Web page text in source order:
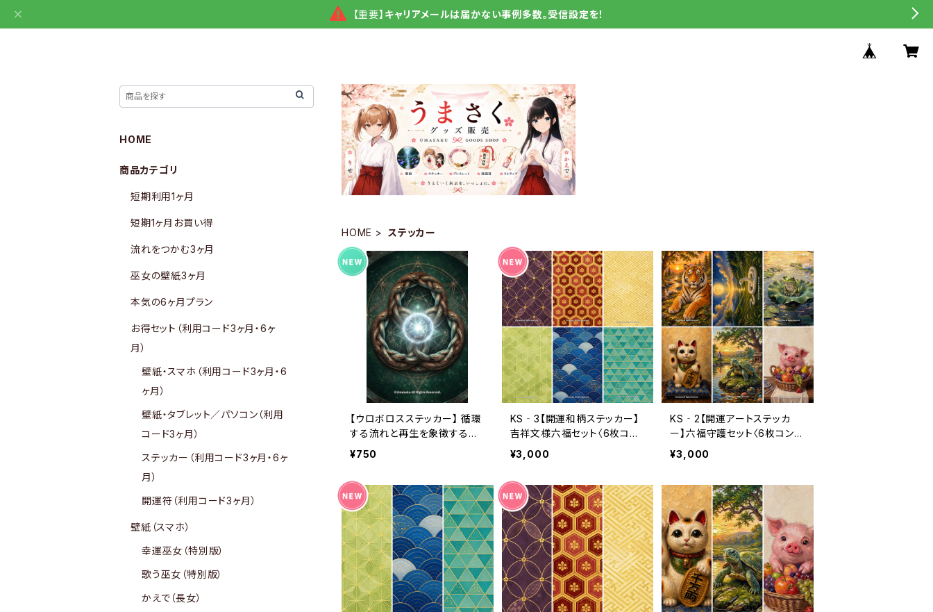
【重要】 キャリアメールは届かない事例多数。受信設定を！
HOME ステッカー
【ウロボロスステッカー】 循環
する流れと再生を象徴する一
枚 （利用コード1ヶ月付き）
¥750
KS‐3【開運和柄ステッカー】
吉祥文様六福セット〈6枚コン
プリート〉（利用コード6ヶ月分
付き）
¥3,000
KS‐2【開運アートステッカ
ー】六福守護セット〈6枚コンプ
リート〉（利用コード6ヶ月分付
き）
¥3,000
HOME
商品カテゴリ
短期利用1ヶ月
短期1ヶ月お買い得
流れをつかむ3ヶ月
巫女の壁紙3ヶ月
本気の6ヶ月プラン
お得セット（利用コード3ヶ月・6ヶ
月）
壁紙・スマホ（利用コード3ヶ月・6
ヶ月）
壁紙・タブレット／パソコン（利用
コード3ヶ月）
ステッカー（利用コード3ヶ月・6ヶ
月）
開運符（利用コード3ヶ月）
壁紙（スマホ）
幸運巫女（特別版）
歌う巫女（特別版）
かえで（長女）